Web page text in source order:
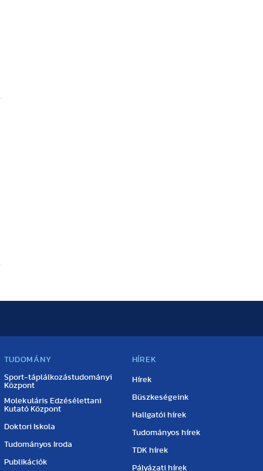
TUDOMÁNY
Sport-táplálkozástudományi
Központ
Molekuláris Edzésélettani
Kutató Központ
Doktori Iskola
Tudományos Iroda
Publikációk
HÍREK
Hírek
Büszkeségeink
Hallgatói hírek
Tudományos hírek
TDK hírek
Pályázati hírek